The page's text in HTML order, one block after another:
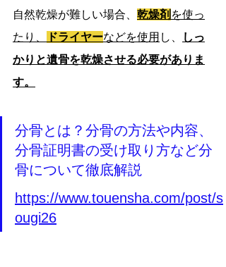
自然乾燥が難しい場合、 乾燥剤 を使っ
たり、
ドライヤーなどを使用 し、
しっ
かりと遺骨を乾燥させる必要がありま
す。
分骨とは？分骨の方法や内容、
分骨証明書の受け取り方など分
骨について徹底解説
https://www.touensha.com/post/s
ougi26